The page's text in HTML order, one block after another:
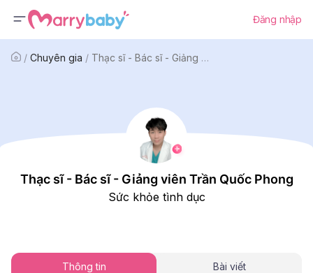
Đăng nhập
/ Chuyên gia / Thạc sĩ - Bác sĩ - Giảng viên Trần Quốc Phong
Thạc sĩ - Bác sĩ - Giảng viên Trần Quốc Phong
Sức khỏe tình dục
Thông tin Bài viết